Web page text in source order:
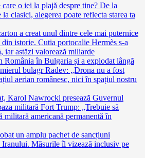
care o iei la plajă despre tine? De la
clasici, alegerea poate reflecta starea ta
a creat unul dintre cele mai puternice
istorie. Cutia portocalie Hermès s-a
iar astăzi valorează miliarde
România în Bulgaria și a explodat lângă
bulagr Radev: „Drona nu a fost
aerian românesc, nici în spațiul nostru
Karol Nawrocki presează Guvernul
militară Fort Trump: „Trebuie să
militară americană permanentă în
un amplu pachet de sancțiuni
Măsurile îl vizează inclusiv pe